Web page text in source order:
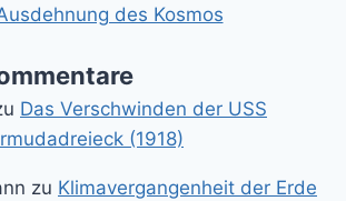
des Kosmos
Das Verschwinden der USS
(1918)
zu Klimavergangenheit der Erde